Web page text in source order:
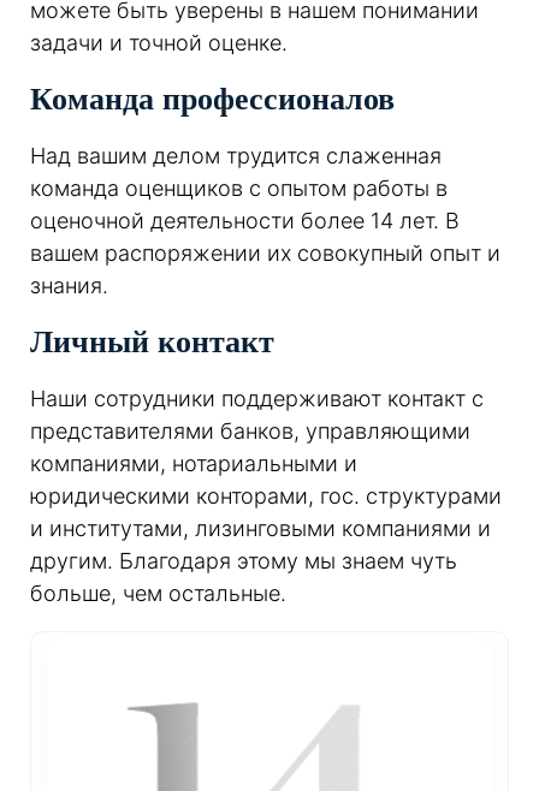
можете быть уверены в нашем понимании
задачи и точной оценке.
Команда профессионалов
Над вашим делом трудится слаженная
команда оценщиков с опытом работы в
оценочной деятельности более 14 лет. В
вашем распоряжении их совокупный опыт и
знания.
Личный контакт
Наши сотрудники поддерживают контакт с
представителями банков, управляющими
компаниями, нотариальными и
юридическими конторами, гос. структурами
и институтами, лизинговыми компаниями и
другим. Благодаря этому мы знаем чуть
больше, чем остальные.